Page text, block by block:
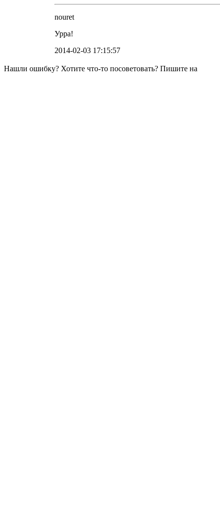
nouret
Урра!
2014-02-03 17:15:57
Нашли ошибку? Хотите что-то посоветовать? Пишите на